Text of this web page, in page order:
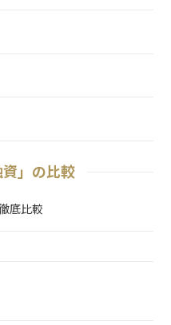
資」の比較
底比較